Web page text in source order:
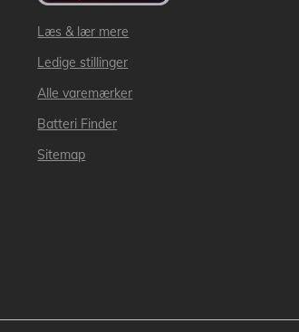
Læs & lær mere
Ledige stillinger
Alle varemærker
Batteri Finder
Sitemap